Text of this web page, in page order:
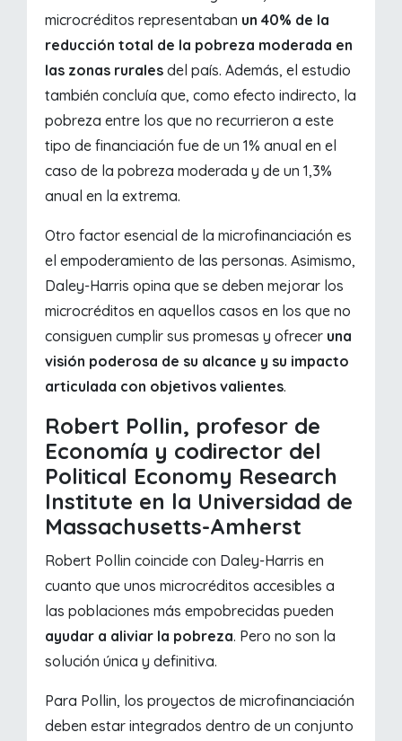
microcréditos representaban un 40% de la
reducción total de la pobreza moderada en
las zonas ruralesdel país. Además, el estudio
también concluía que, como efecto indirecto, la
pobreza entre los que no recurrieron a este
tipo de financiación fue de un 1% anual en el
caso de la pobreza moderada y de un 1,3%
anual en la extrema.
Otro factor esencial de la microfinanciación es
el empoderamiento de las personas. Asimismo,
Daley-Harris opina que se deben mejorar los
microcréditos en aquellos casos en los que no
consiguen cumplir sus promesas y ofrecer una
visión poderosa de su alcance y su impacto
articulada con objetivos valientes.
Robert Pollin, profesor de
Economía y codirector del
Political Economy Research
Institute en la Universidad de
Massachusetts-Amherst
Robert Pollin coincide con Daley-Harris en
cuanto que unos microcréditos accesibles a
las poblaciones más empobrecidas pueden
ayudar a aliviar la pobreza. Pero no son la
solución única y definitiva.
Para Pollin, los proyectos de microfinanciación
deben estar integrados dentro de un conjunto